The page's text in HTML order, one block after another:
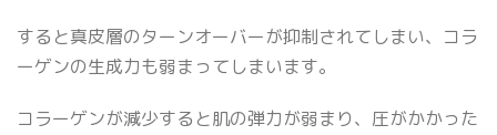
すると真皮層のターンオーバーが抑制されてしまい、コラ
ーゲンの生成力も弱まってしまいます。
コラーゲンが減少すると肌の弾力が弱まり、圧がかかった